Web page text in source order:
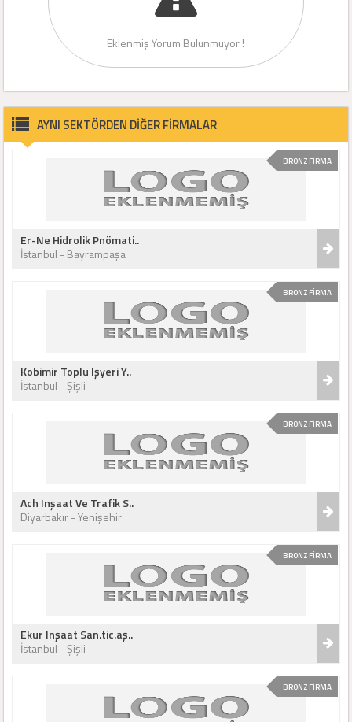
Eklenmiş Yorum Bulunmuyor !
AYNI SEKTÖRDEN DİĞER FİRMALAR
BRONZ FİRMA
Er-Ne Hidrolik Pnömati..
İstanbul - Bayrampaşa
BRONZ FİRMA
Kobimir Toplu Işyeri Y..
İstanbul - Şişli
BRONZ FİRMA
Ach Inşaat Ve Trafik S..
Diyarbakır - Yenişehir
BRONZ FİRMA
Ekur Inşaat San.tic.aş..
İstanbul - Şişli
BRONZ FİRMA